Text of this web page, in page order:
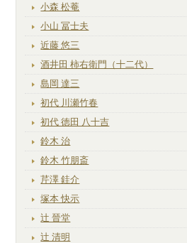
小森 松菴
小山 冨士夫
近藤 悠三
酒井田 柿右衛門（十二代）
島岡 達三
初代 川瀬竹春
初代 徳田 八十吉
鈴木 治
鈴木 竹朋斎
芹澤 銈介
塚本 快示
辻 晉堂
辻 清明